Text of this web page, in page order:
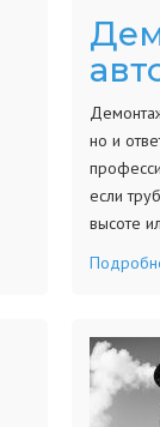
но и
если
высоте